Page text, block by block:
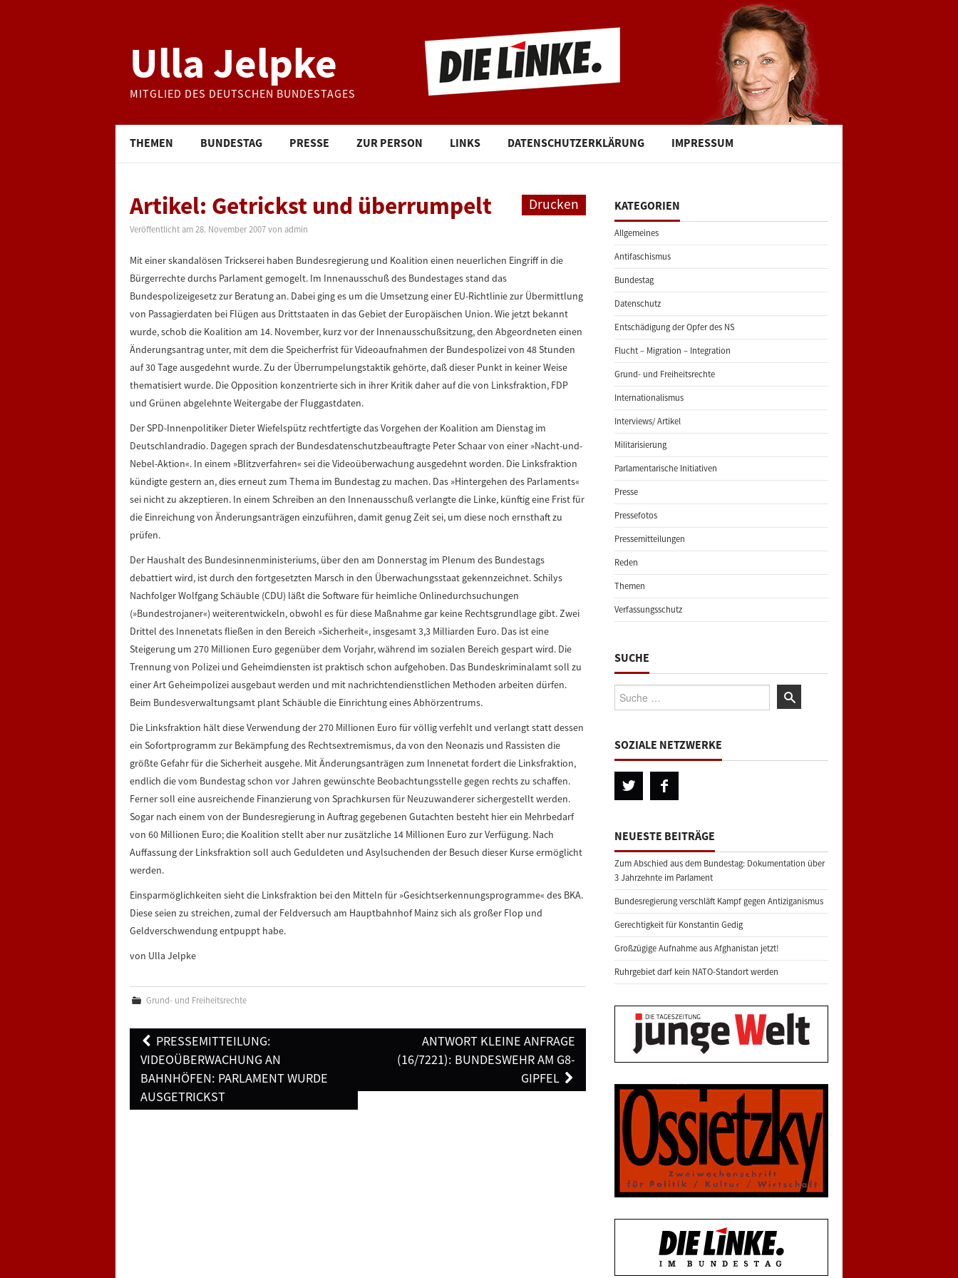
Ulla Jelpke
MITGLIED DES DEUTSCHEN BUNDESTAGES
THEMEN BUNDESTAG PRESSE ZUR PERSON LINKS DATENSCHUTZERKLÄRUNG IMPRESSUM
Drucken
Artikel: Getrickst und überrumpelt
Veröffentlicht am 28. November 2007 von admin
Mit einer skandalösen Trickserei haben Bundesregierung und Koalition einen neuerlichen Eingriff in die
Bürgerrechte durchs Parlament gemogelt. Im Innenausschuß des Bundestages stand das
Bundespolizeigesetz zur Beratung an. Dabei ging es um die Umsetzung einer EU-Richtlinie zur Übermittlung
von Passagierdaten bei Flügen aus Drittstaaten in das Gebiet der Europäischen Union. Wie jetzt bekannt
wurde, schob die Koalition am 14. November, kurz vor der Innenausschußsitzung, den Abgeordneten einen
Änderungsantrag unter, mit dem die Speicherfrist für Videoaufnahmen der Bundespolizei von 48 Stunden
auf 30 Tage ausgedehnt wurde. Zu der Überrumpelungstaktik gehörte, daß dieser Punkt in keiner Weise
thematisiert wurde. Die Opposition konzentrierte sich in ihrer Kritik daher auf die von Linksfraktion, FDP
und Grünen abgelehnte Weitergabe der Fluggastdaten.
Der SPD-Innenpolitiker Dieter Wiefelspütz rechtfertigte das Vorgehen der Koalition am Dienstag im
Deutschlandradio. Dagegen sprach der Bundesdatenschutzbeauftragte Peter Schaar von einer »Nacht-und-
Nebel-Aktion«. In einem »Blitzverfahren« sei die Videoüberwachung ausgedehnt worden. Die Linksfraktion
kündigte gestern an, dies erneut zum Thema im Bundestag zu machen. Das »Hintergehen des Parlaments«
sei nicht zu akzeptieren. In einem Schreiben an den Innenausschuß verlangte die Linke, künftig eine Frist für
die Einreichung von Änderungsanträgen einzuführen, damit genug Zeit sei, um diese noch ernsthaft zu
prüfen.
Der Haushalt des Bundesinnenministeriums, über den am Donnerstag im Plenum des Bundestags
debattiert wird, ist durch den fortgesetzten Marsch in den Überwachungsstaat gekennzeichnet. Schilys
Nachfolger Wolfgang Schäuble (CDU) läßt die Software für heimliche Onlinedurchsuchungen
(»Bundestrojaner«) weiterentwickeln, obwohl es für diese Maßnahme gar keine Rechtsgrundlage gibt. Zwei
Drittel des Innenetats fließen in den Bereich »Sicherheit«, insgesamt 3,3 Milliarden Euro. Das ist eine
Steigerung um 270 Millionen Euro gegenüber dem Vorjahr, während im sozialen Bereich gespart wird. Die
Trennung von Polizei und Geheimdiensten ist praktisch schon aufgehoben. Das Bundeskriminalamt soll zu
einer Art Geheimpolizei ausgebaut werden und mit nachrichtendienstlichen Methoden arbeiten dürfen.
Beim Bundesverwaltungsamt plant Schäuble die Einrichtung eines Abhörzentrums.
Die Linksfraktion hält diese Verwendung der 270 Millionen Euro für völlig verfehlt und verlangt statt dessen
ein Sofortprogramm zur Bekämpfung des Rechtsextremismus, da von den Neonazis und Rassisten die
größte Gefahr für die Sicherheit ausgehe. Mit Änderungsanträgen zum Innenetat fordert die Linksfraktion,
endlich die vom Bundestag schon vor Jahren gewünschte Beobachtungsstelle gegen rechts zu schaffen.
Ferner soll eine ausreichende Finanzierung von Sprachkursen für Neuzuwanderer sichergestellt werden.
Sogar nach einem von der Bundesregierung in Auftrag gegebenen Gutachten besteht hier ein Mehrbedarf
von 60 Millionen Euro; die Koalition stellt aber nur zusätzliche 14 Millionen Euro zur Verfügung. Nach
Auffassung der Linksfraktion soll auch Geduldeten und Asylsuchenden der Besuch dieser Kurse ermöglicht
werden.
Einsparmöglichkeiten sieht die Linksfraktion bei den Mitteln für »Gesichtserkennungsprogramme« des BKA.
Diese seien zu streichen, zumal der Feldversuch am Hauptbahnhof Mainz sich als großer Flop und
Geldverschwendung entpuppt habe.
von Ulla Jelpke
Grund- und Freiheitsrechte
Post
navigation
PRESSEMITTEILUNG:
VIDEOÜBERWACHUNG AN
BAHNHÖFEN: PARLAMENT WURDE
AUSGETRICKST
ANTWORT KLEINE ANFRAGE
(16/7221): BUNDESWEHR AM G8-
GIPFEL
KATEGORIEN
Allgemeines
Antifaschismus
Bundestag
Datenschutz
Entschädigung der Opfer des NS
Flucht – Migration – Integration
Grund- und Freiheitsrechte
Internationalismus
Interviews/ Artikel
Militarisierung
Parlamentarische Initiativen
Presse
Pressefotos
Pressemitteilungen
Reden
Themen
Verfassungsschutz
SUCHE
Suche:
SOZIALE NETZWERKE
NEUESTE BEITRÄGE
Zum Abschied aus dem Bundestag: Dokumentation über
3 Jahrzehnte im Parlament
Bundesregierung verschläft Kampf gegen Antiziganismus
Gerechtigkeit für Konstantin Gedig
Großzügige Aufnahme aus Afghanistan jetzt!
Ruhrgebiet darf kein NATO-Standort werden